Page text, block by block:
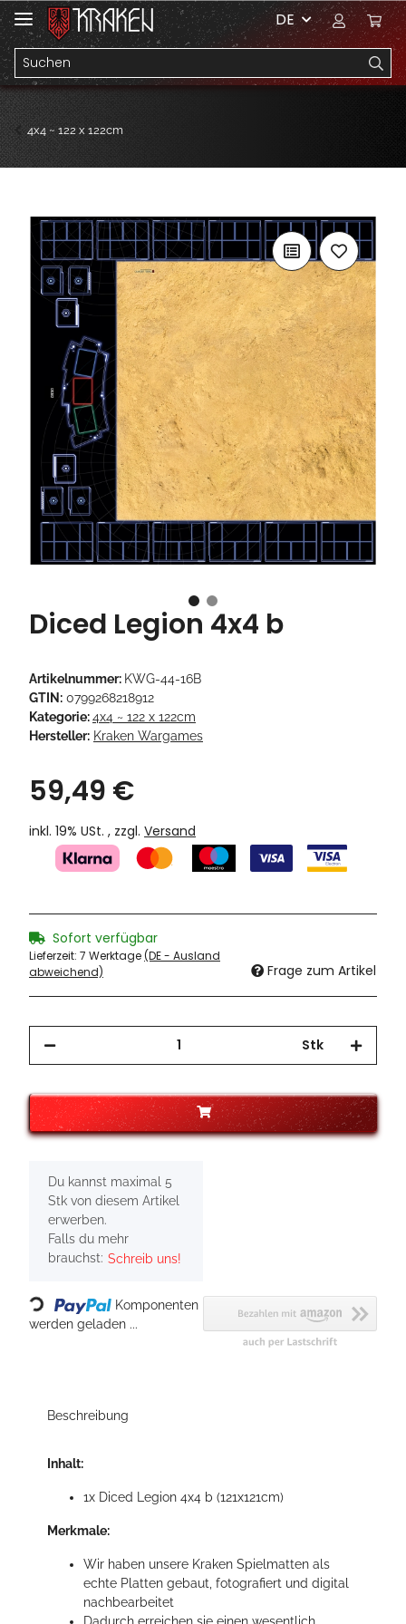
DE
4x4 ~ 122 x 122cm
Diced Legion 4x4 b
Artikelnummer: KWG-44-16B
GTIN: 0799268218912
Kategorie:4x4 ~ 122 x 122cm
Hersteller: Kraken Wargames
59,49 €
inkl. 19% USt. , zzgl. Versand
Sofort verfügbar
Lieferzeit: 7 Werktage(DE - Ausland
abweichend)
Frage zum Artikel
Stk
xDu kannst maximal 5
Stk von diesem Artikel
erwerben.
Falls du mehr
brauchst: Schreib uns!
Loading...
Komponenten
werden geladen ...
Beschreibung
Inhalt:
1x Diced Legion 4x4 b (121x121cm)
Merkmale:
Wir haben unsere Kraken Spielmatten als
echte Platten gebaut, fotografiert und digital
nachbearbeitet